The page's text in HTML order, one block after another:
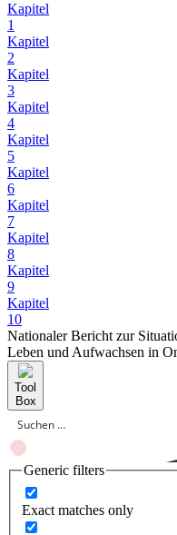
Kapitel
1
Kapitel
2
Kapitel
3
Kapitel
4
Kapitel
5
Kapitel
6
Kapitel
7
Kapitel
8
Kapitel
9
Kapitel
10
Nationaler Bericht zur
Leben und Aufwachsen in
Tool
Box
Generic filters
Exact matches only